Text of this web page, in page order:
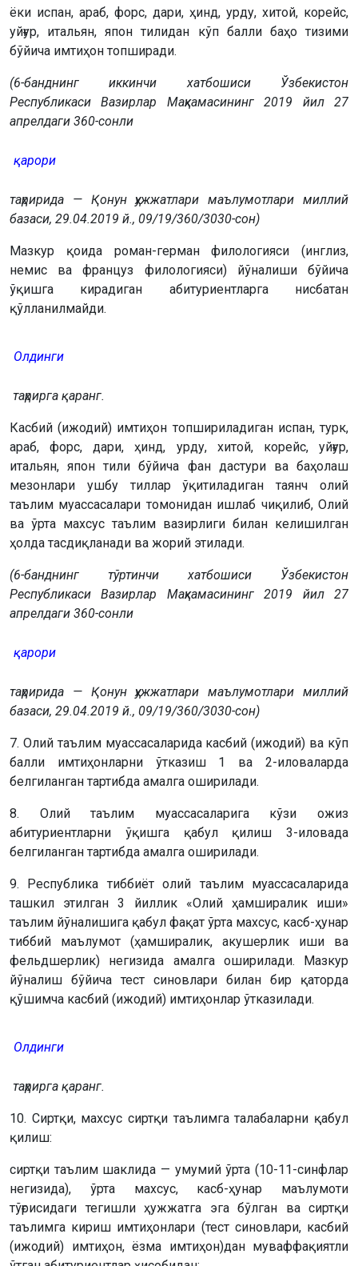
ёки испан, араб, форс, дари, ҳинд, урду, хитой, корейс,
уйғур, итальян, япон тилидан кўп балли баҳо тизими
бўйича имтиҳон топширади.
(6-банднинг иккинчи хатбошиси Ўзбекистон
Республикаси Вазирлар Маҳкамасининг 2019 йил 27
апрелдаги 360-сонли
қарори
таҳририда — Қонун ҳужжатлари маълумотлари миллий
базаси, 29.04.2019 й., 09/19/360/3030-сон)
Мазкур қоида роман-герман филологияси (инглиз,
немис ва француз филологияси) йўналиши бўйича
ўқишга кирадиган абитуриентларга нисбатан
қўлланилмайди.
Олдинги
таҳрирга қаранг.
Касбий (ижодий) имтиҳон топшириладиган испан, турк,
араб, форс, дари, ҳинд, урду, хитой, корейс, уйғур,
итальян, япон тили бўйича фан дастури ва баҳолаш
мезонлари ушбу тиллар ўқитиладиган таянч олий
таълим муассасалари томонидан ишлаб чиқилиб, Олий
ва ўрта махсус таълим вазирлиги билан келишилган
ҳолда тасдиқланади ва жорий этилади.
(6-банднинг тўртинчи хатбошиси Ўзбекистон
Республикаси Вазирлар Маҳкамасининг 2019 йил 27
апрелдаги 360-сонли
қарори
таҳририда — Қонун ҳужжатлари маълумотлари миллий
базаси, 29.04.2019 й., 09/19/360/3030-сон)
7. Олий таълим муассасаларида касбий (ижодий) ва кўп
балли имтиҳонларни ўтказиш 1 ва 2-иловаларда
белгиланган тартибда амалга оширилади.
8. Олий таълим муассасаларига кўзи ожиз
абитуриентларни ўқишга қабул қилиш 3-иловада
белгиланган тартибда амалга оширилади.
9. Республика тиббиёт олий таълим муассасаларида
ташкил этилган 3 йиллик «Олий ҳамширалик иши»
таълим йўналишига қабул фақат ўрта махсус, касб-ҳунар
тиббий маълумот (ҳамширалик, акушерлик иши ва
фельдшерлик) негизида амалга оширилади. Мазкур
йўналиш бўйича тест синовлари билан бир қаторда
қўшимча касбий (ижодий) имтиҳонлар ўтказилади.
Олдинги
таҳрирга қаранг.
10. Сиртқи, махсус сиртқи таълимга талабаларни қабул
қилиш:
сиртқи таълим шаклида — умумий ўрта (10-11-синфлар
негизида), ўрта махсус, касб-ҳунар маълумоти
тўғрисидаги тегишли ҳужжатга эга бўлган ва сиртқи
таълимга кириш имтиҳонлари (тест синовлари, касбий
(ижодий) имтиҳон, ёзма имтиҳон)дан муваффақиятли